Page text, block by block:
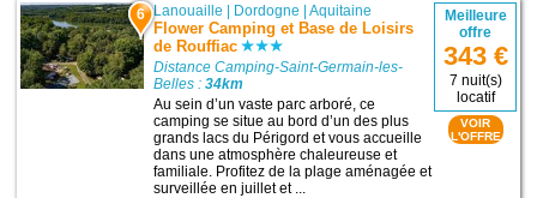
6 Lanouaille | Dordogne |Aquitaine
Flower Camping et Base de Loisirs
de Rouffiac
Distance Camping-Saint-Germain-les-
Belles :34km
Au sein d’un vaste parc arboré, ce
camping se situe au bord d’un des plus
grands lacs du Périgord et vous accueille
dans une atmosphère chaleureuse et
familiale. Profitez de la plage aménagée et
surveillée en juillet et ...
Meilleure
offre
343 €
7 nuit(s)
locatif
VOIR
L'OFFRE